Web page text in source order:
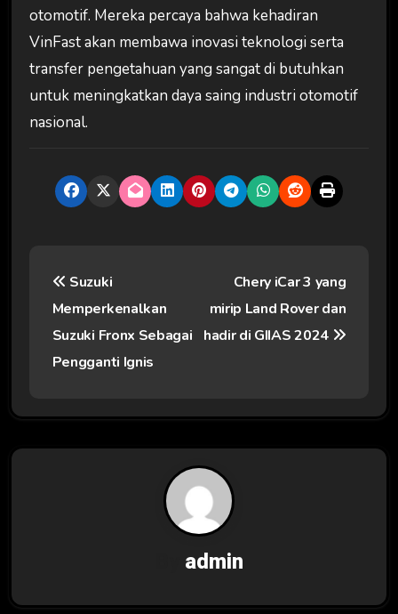
otomotif. Mereka percaya bahwa kehadiran
VinFast akan membawa inovasi teknologi serta
transfer pengetahuan yang sangat di butuhkan
untuk meningkatkan daya saing industri otomotif
nasional.
g
a
Suzuki
Memperkenalkan
Suzuki Fronx Sebagai
Pengganti Ignis
Chery iCar 3 yang
mirip Land Rover dan
hadir di GIIAS 2024
admin